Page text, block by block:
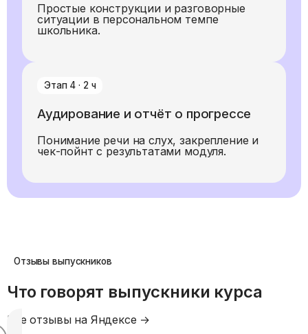
Простые конструкции и разговорные
ситуации в персональном темпе
школьника.
Этап 4 · 2 ч
Аудирование и отчёт о прогрессе
Понимание речи на слух, закрепление и
чек-пойнт с результатами модуля.
Отзывы выпускников
Что говорят выпускники курса
Все отзывы на Яндексе →